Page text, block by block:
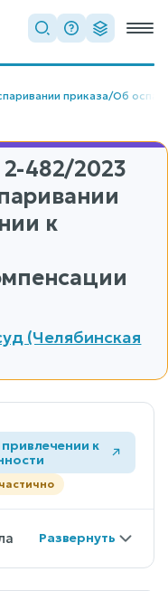
приказа/Об
482/2023
к
(Челябинская
к